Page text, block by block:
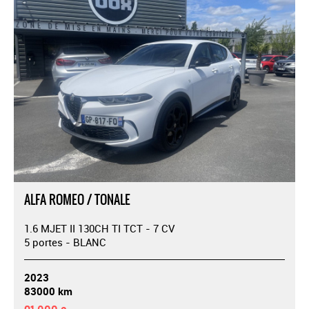
ALFA ROMEO / TONALE
1.6 MJET II 130CH TI TCT - 7 CV
5 portes - BLANC
2023
83000 km